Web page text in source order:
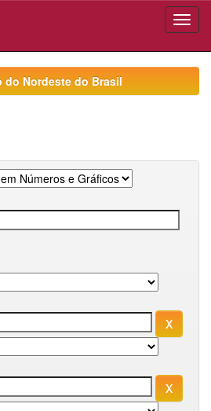
do Nordeste do Brasil